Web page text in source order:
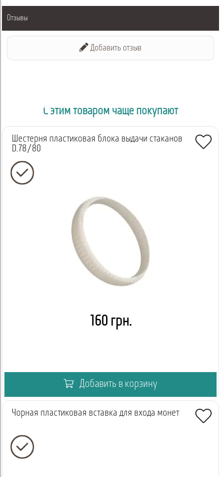
Отзывы
Добавить отзыв
С этим товаром чаще покупают
Шестерня пластиковая блока выдачи стаканов
D.78/80
160 грн.
Добавить в корзину
Чорная пластиковая вставка для входа монет